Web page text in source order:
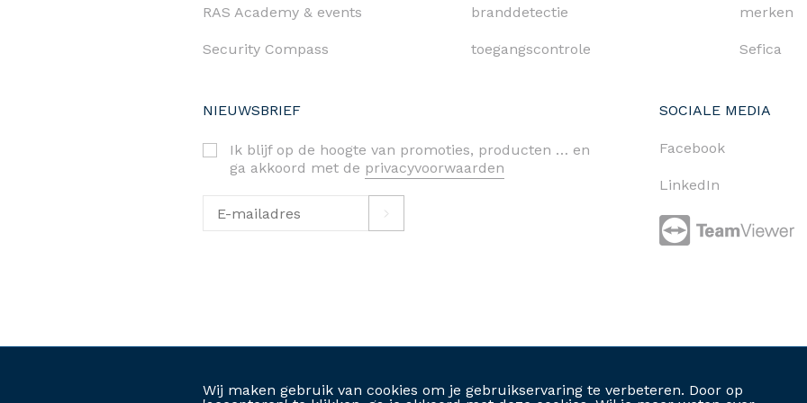
Wij maken gebruik van cookies om je gebruikservaring te verbeteren. Door op
RAS Academy & events
Security Compass
branddetectie
toegangscontrole
merken
Sefica
NIEUWSBRIEF
Ik blijf op de hoogte van promoties, producten … en
ga akkoord met de privacyvoorwaarden
SOCIALE MEDIA
Facebook
LinkedIn
©2026. RAS bv-srl privacy policy cookies algemene voorwaarden